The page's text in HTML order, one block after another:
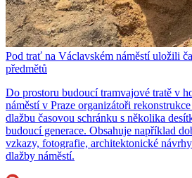
Pod trať na Václavském náměstí uložili
předmětů
Do prostoru budoucí tramvajové tratě v
náměstí v Praze organizátoři
dlažbu časovou schránku s několika
budoucí generace. Obsahuje například
vzkazy, fotografie, architektonické
dlažby náměstí.